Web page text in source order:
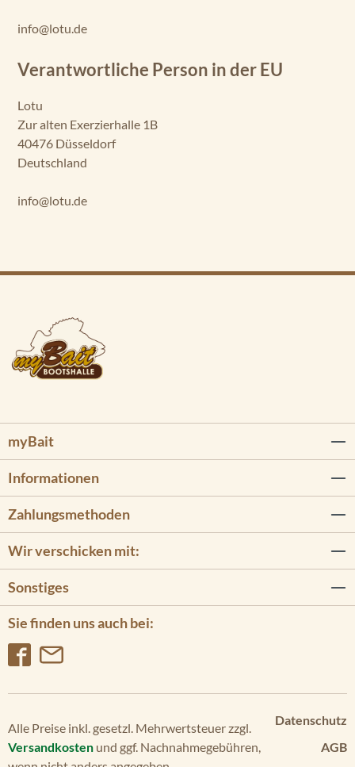
info@lotu.de
Verantwortliche Person in der EU
Lotu
Zur alten Exerzierhalle 1B
40476 Düsseldorf
Deutschland
info@lotu.de
myBait
Informationen
Sie finden uns auch bei:
Zahlungsmethoden
Wir verschicken mit:
Sonstiges
Datenschutz
AGB
Alle Preise inkl. gesetzl. Mehrwertsteuer zzgl.
Versandkosten und ggf. Nachnahmegebühren,